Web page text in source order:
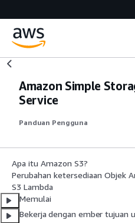
Amazon Simple
Service
Panduan Pengguna
Apa itu Amazon S3?
Perubahan ketersediaan Objek
S3 Lambda
Memulai
Bekerja dengan ember tujuan